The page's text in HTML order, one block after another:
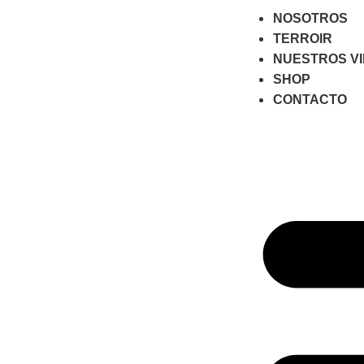
NOSOTROS
TERROIR
NUESTROS
SHOP
CONTACTO